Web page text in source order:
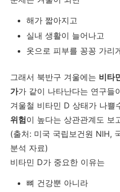
해가 짧아지고
실내 생활이 늘어나고
옷으로 피부를 꽁꽁 가리
그래서 북반구 겨울에는 비타
가가 같이 나타난다는 연구들
겨울철 비타민 D 상태가 나쁠
위험이 높다는 상관관계도 보
(출처: 미국 국립보건원 NIH,
분석 자료)
비타민 D가 중요한 이유는
뼈 건강뿐 아니라